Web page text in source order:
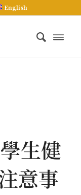
English
生健
意事